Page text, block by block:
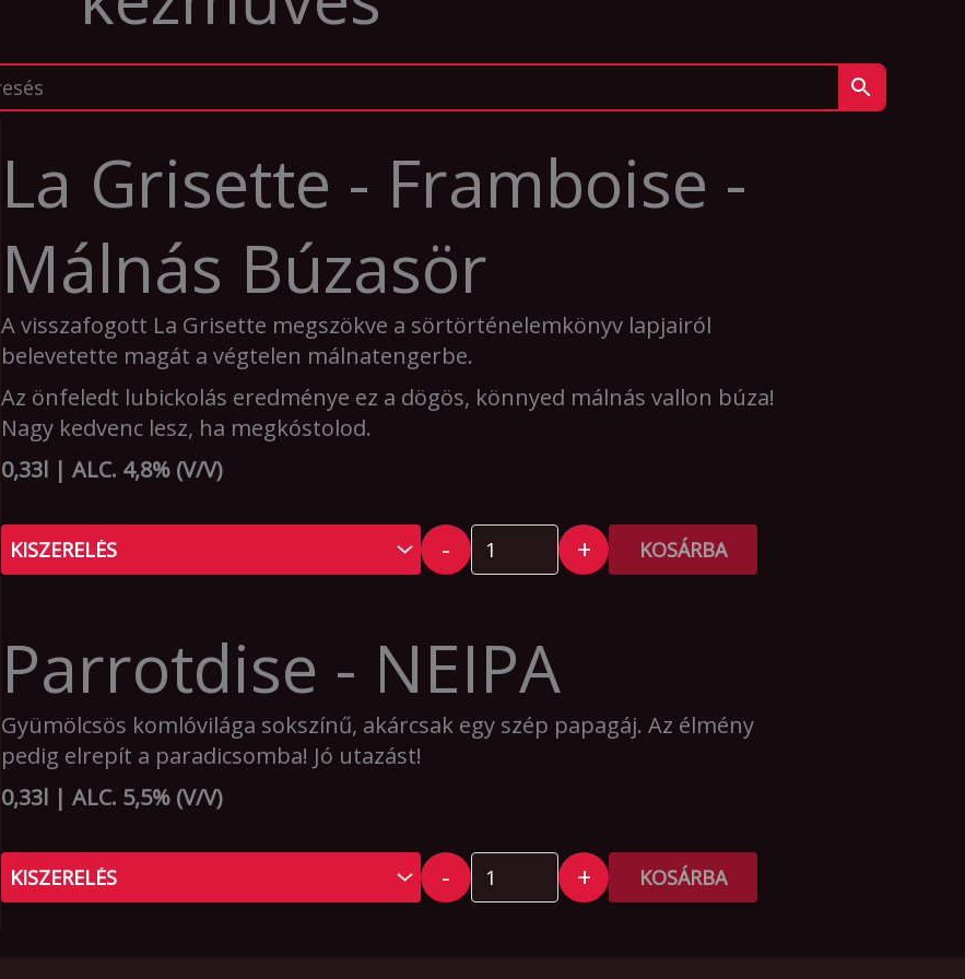
La Grisette - Framboise -
Málnás Búzasör
A visszafogott La Grisette megszökve a sörtörténelemkönyv lapjairól
belevetette magát a végtelen málnatengerbe.
Az önfeledt lubickolás eredménye ez a dögös, könnyed málnás vallon búza!
Nagy kedvenc lesz, ha megkóstolod.
0,33l | ALC. 4,8% (V/V)
- + KOSÁRBA
Parrotdise - NEIPA
Gyümölcsös komlóvilága sokszínű, akárcsak egy szép papagáj. Az élmény
pedig elrepít a paradicsomba! Jó utazást!
0,33l | ALC. 5,5% (V/V)
- + KOSÁRBA